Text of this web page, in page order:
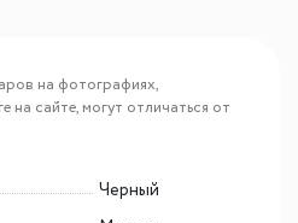
на фотографиях,
на сайте, могут отличаться от
Черный